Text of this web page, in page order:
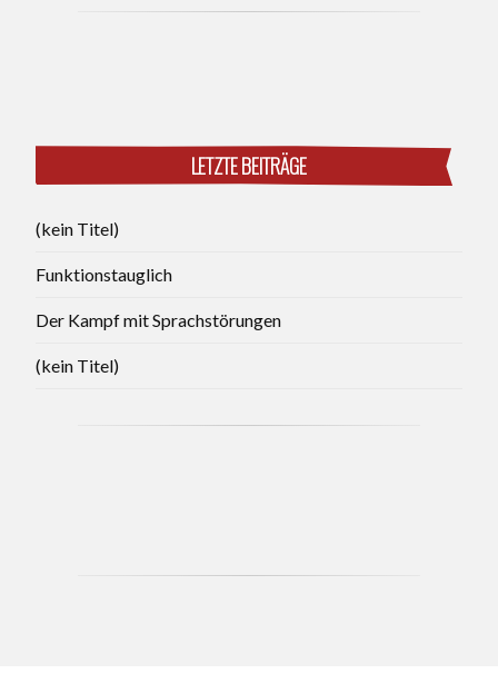
LETZTE BEITRÄGE
(kein Titel)
Funktionstauglich
Der Kampf mit Sprachstörungen
(kein Titel)